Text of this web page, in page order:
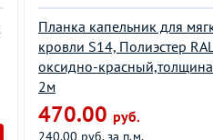
Планка капельник для
кровли S14, Полиэстер
оксидно-
2м
470.00 руб.
240.00 руб. за п.м.